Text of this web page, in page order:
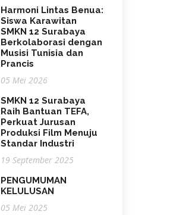
Harmoni Lintas Benua:
Siswa Karawitan
SMKN 12 Surabaya
Berkolaborasi dengan
Musisi Tunisia dan
Prancis
05 Mei 2026
SMKN 12 Surabaya
Raih Bantuan TEFA,
Perkuat Jurusan
Produksi Film Menuju
Standar Industri
19 September 2025
PENGUMUMAN
KELULUSAN
05 Mei 2025